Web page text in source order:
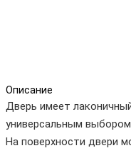
Описание
Дверь имеет
универсальным
На поверхности двери